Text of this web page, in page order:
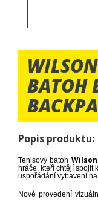
BATOH
Popis produktu:
Tenisový batoh
hráče, kteří chtějí spojit
uspořádání vybavení
Nové provedení